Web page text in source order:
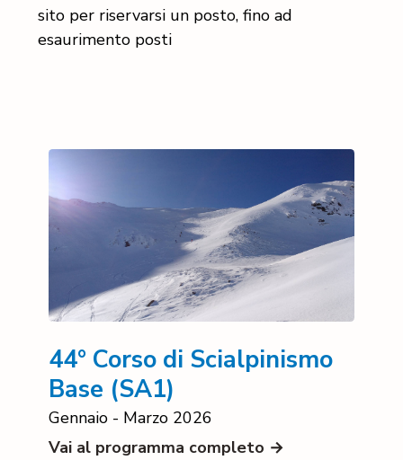
sito per riservarsi un posto, fino ad
esaurimento posti
44° Corso di Scialpinismo
Base (SA1)
Gennaio - Marzo 2026
Vai al programma completo →